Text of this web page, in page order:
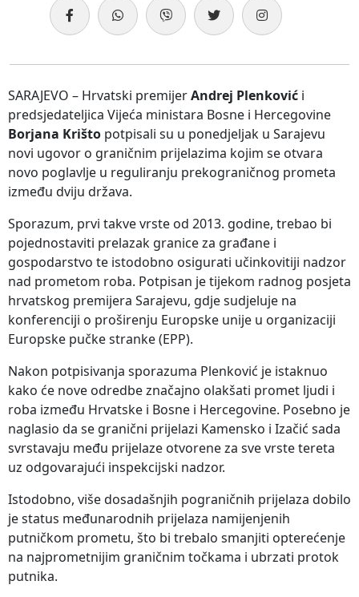
SARAJEVO – Hrvatski premijerAndrej Plenković i
predsjedateljica Vijeća ministara Bosne i Hercegovine
Borjana Krišto potpisali su u ponedjeljak u Sarajevu
novi ugovor o graničnim prijelazima kojim se otvara
novo poglavlje u reguliranju prekograničnog prometa
između dviju država.
Sporazum, prvi takve vrste od 2013. godine, trebao bi
pojednostaviti prelazak granice za građane i
gospodarstvo te istodobno osigurati učinkovitiji nadzor
nad prometom roba. Potpisan je tijekom radnog posjeta
hrvatskog premijera Sarajevu, gdje sudjeluje na
konferenciji o proširenju Europske unije u organizaciji
Europske pučke stranke (EPP).
Nakon potpisivanja sporazuma Plenković je istaknuo
kako će nove odredbe značajno olakšati promet ljudi i
roba između Hrvatske i Bosne i Hercegovine. Posebno je
naglasio da se granični prijelazi Kamensko i Izačić sada
svrstavaju među prijelaze otvorene za sve vrste tereta
uz odgovarajući inspekcijski nadzor.
Istodobno, više dosadašnjih pograničnih prijelaza dobilo
je status međunarodnih prijelaza namijenjenih
putničkom prometu, što bi trebalo smanjiti opterećenje
na najprometnijim graničnim točkama i ubrzati protok
putnika.